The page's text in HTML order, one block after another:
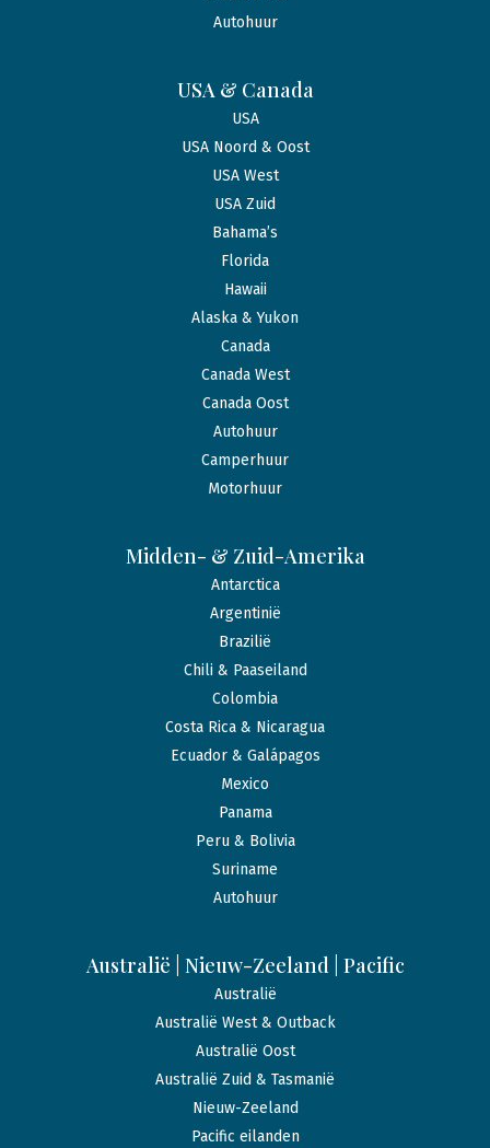
Autohuur
USA & Canada
USA
USA Noord & Oost
USA West
USA Zuid
Bahama’s
Florida
Hawaii
Alaska & Yukon
Canada
Canada West
Canada Oost
Autohuur
Camperhuur
Motorhuur
Midden- & Zuid-Amerika
Antarctica
Argentinië
Brazilië
Chili & Paaseiland
Colombia
Costa Rica & Nicaragua
Ecuador & Galápagos
Mexico
Panama
Peru & Bolivia
Suriname
Autohuur
Australië | Nieuw-Zeeland | Pacific
Australië
Australië West & Outback
Australië Oost
Australië Zuid & Tasmanië
Nieuw-Zeeland
Pacific eilanden